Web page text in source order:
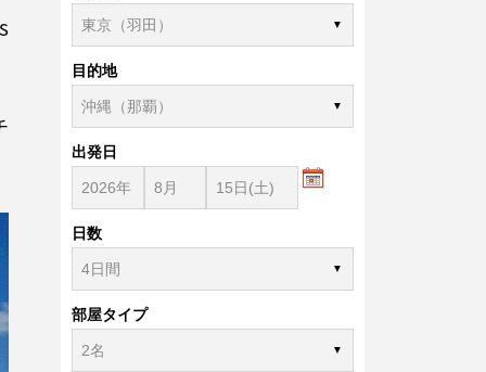
目的地
出発日
日数
部屋タイプ